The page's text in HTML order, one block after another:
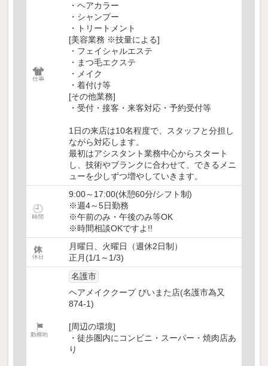
・ヘアカラー
・シャンプー
・トリートメント
[美容業務 ※技量による]
・フェイシャルエステ
・まつ毛エクステ
・メイク
・着付け等
[その他業務]
・受付・接客・来客対応・予約受付等
1日の来店は10名程度で、スタッフと分担し
ながら対応します。
最初はアシスタント業務中心からスタート
し、技術やブランクに合わせて、できるメニ
ューを少しずつ増やしていきます。
9:00～17:00(休憩60分/シフト制)
※週4～5日勤務
※午前のみ・午後のみ等OK
※時間相談OKですよ!!
月曜日、火曜日（週休2日制）
正月(1/1～1/3)
名護市
ヘアメイククープ びいまた店(名護市為又
874-1)
[周辺の環境]
・徒歩圏内にコンビニ・スーパー・焼肉店あ
り